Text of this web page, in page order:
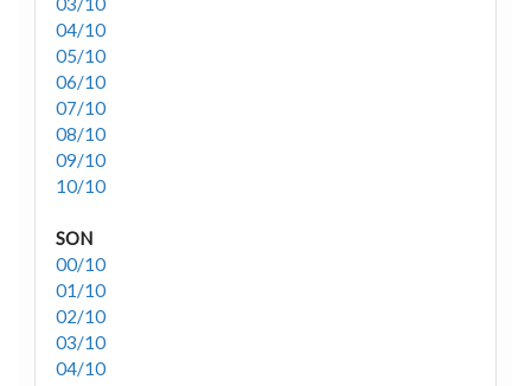
04/10
05/10
06/10
07/10
08/10
09/10
10/10
SON
00/10
01/10
02/10
03/10
04/10